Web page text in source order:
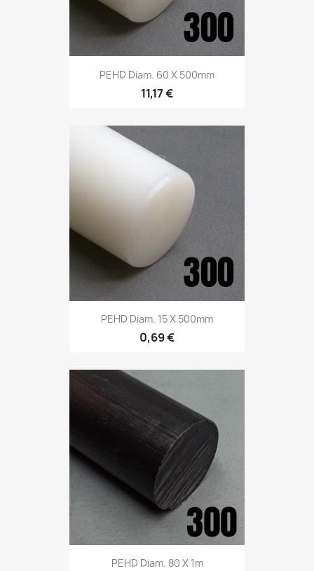
PEHD Diam. 60 X 500mm
11,17 €
PEHD Diam. 15 X 500mm
0,69 €
PEHD Diam. 80 X 1m